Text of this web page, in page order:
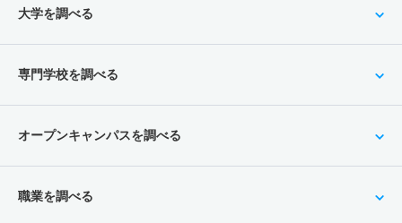
大学を調べる
専門学校を調べる
オープンキャンパスを調べる
職業を調べる